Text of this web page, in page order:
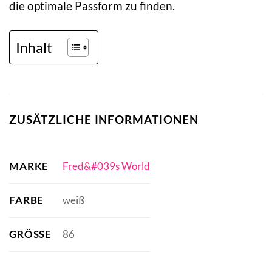
die optimale Passform zu finden.
Inhalt
ZUSÄTZLICHE INFORMATIONEN
MARKE Fred&#039s World
FARBE weiß
GRÖSSE 86